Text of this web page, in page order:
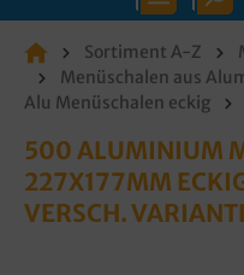
Sortiment A-Z
Menüschalen aus
Alu Menüschalen eckig
500 ALUMINIUM
227X177MM
VERSCH.